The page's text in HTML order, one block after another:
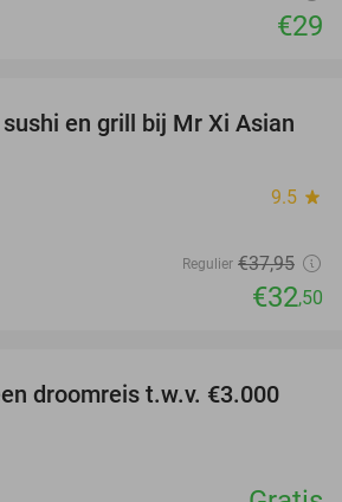
€29
14%
en grill bij Mr Xi Asian
9.5 star
Regulier €37,95
€32,50
droomreis t.w.v. €3.000